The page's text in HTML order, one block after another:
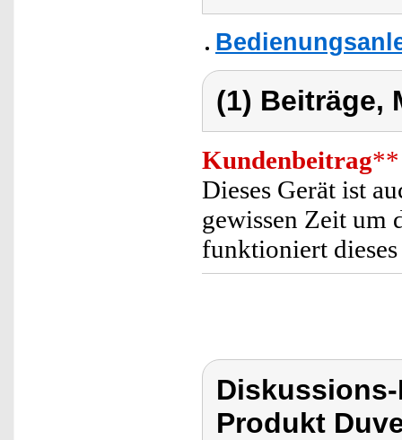
(1) Beiträge,
Kundenbeitrag**
Dieses Gerät ist
gewissen Zeit um
funktioniert
Produkt